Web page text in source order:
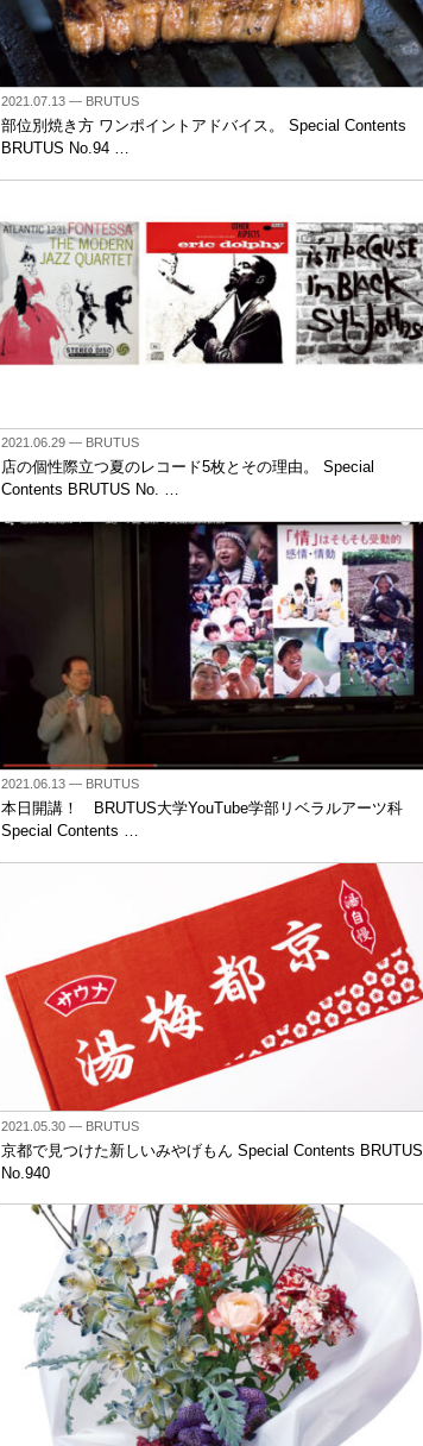
2021.07.13 — BRUTUS
部位別焼き方 ワンポイントアドバイス。 Special Contents
BRUTUS No.94 …
2021.06.29 — BRUTUS
店の個性際立つ夏のレコード5枚とその理由。 Special
Contents BRUTUS No. …
2021.06.13 — BRUTUS
本日開講！ BRUTUS大学YouTube学部リベラルアーツ科
Special Contents …
2021.05.30 — BRUTUS
京都で見つけた新しいみやげもん Special Contents BRUTUS
No.940